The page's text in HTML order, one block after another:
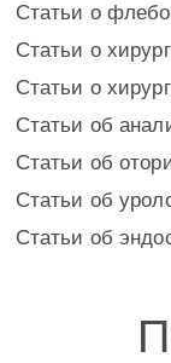
Статьи о
Статьи о
Статьи о
Статьи об
Статьи об
Статьи об
Статьи об